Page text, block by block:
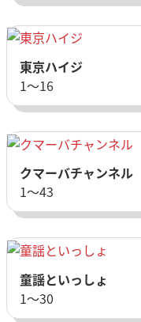
東京ハイジ
1〜16
クマーバチャンネル
1〜43
童謡といっしょ
1〜30